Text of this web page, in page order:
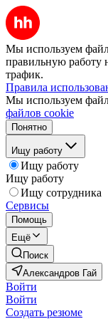
Мы используем
правильную работу
трафик.
Правила
Мы используем
файлов cookie
Понятно
Ищу работу
Ищу работу
Ищу работу
Ищу сотрудника
Сервисы
Помощь
Ещё
Поиск
Александров Гай
Войти
Войти
Создать резюме